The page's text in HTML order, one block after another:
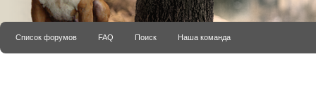
Список форумов FAQ Поиск Наша команда